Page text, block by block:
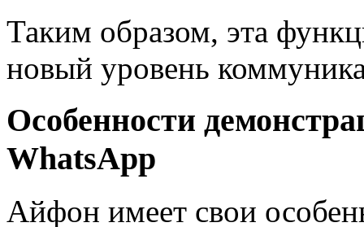
Таким образом, эта
новый уровень
Особенности
WhatsApp
Айфон имеет свои